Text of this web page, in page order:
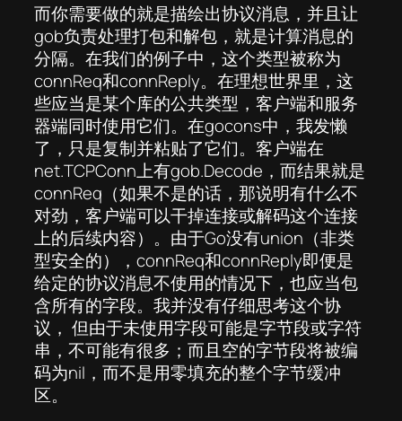
而你需要做的就是描绘出协议消息，并且让
gob负责处理打包和解包，就是计算消息的
分隔。在我们的例子中，这个类型被称为
connReq和connReply。在理想世界里，这
些应当是某个库的公共类型，客户端和服务
器端同时使用它们。在gocons中，我发懒
了，只是复制并粘贴了它们。客户端在
net.TCPConn上有gob.Decode，而结果就是
connReq（如果不是的话，那说明有什么不
对劲，客户端可以干掉连接或解码这个连接
上的后续内容）。由于Go没有union（非类
型安全的），connReq和connReply即便是
给定的协议消息不使用的情况下，也应当包
含所有的字段。我并没有仔细思考这个协
议， 但由于未使用字段可能是字节段或字符
串，不可能有很多；而且空的字节段将被编
码为nil，而不是用零填充的整个字节缓冲
区。